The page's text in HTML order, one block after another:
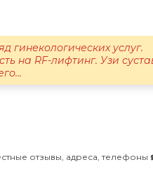
гинекологических услуг.
на RF-лифтинг. Узи
отзывы, адреса,